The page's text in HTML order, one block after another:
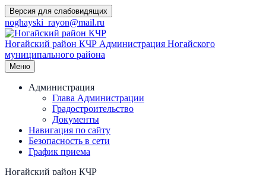
Перейти
к
содержимому
Версия для слабовидящих
noghayski_rayon@mail.ru
Ногайский район КЧР Администрация Ногайского
муниципального района
Меню
Администрация
Глава Администрации
Градостроительство
Документы
Навигация по сайту
Безопасность в сети
График приема
Ногайский район КЧР